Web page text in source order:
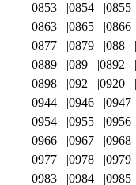
0853
0854 0855
0863
0865 0866
0877
0879 088
0889
089 0892
0898
092 0920
0944
0946 0947
0954
0955 0956
0966
0967 0968
0977
0978 0979
0983
0984 0985